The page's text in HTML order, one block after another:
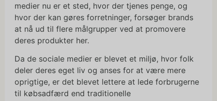
medier nu er et sted, hvor der tjenes penge, og
hvor der kan gøres forretninger, forsøger brands
at nå ud til flere målgrupper ved at promovere
deres produkter her.
Da de sociale medier er blevet et miljø, hvor folk
deler deres eget liv og anses for at være mere
oprigtige, er det blevet lettere at lede forbrugerne
til købsadfærd end traditionelle